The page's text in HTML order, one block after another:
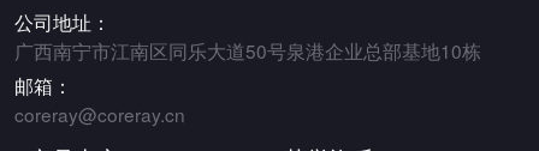
公司地址：
广西南宁市江南区同乐大道50号泉港企业总部基地10栋
邮箱：
coreray@coreray.cn